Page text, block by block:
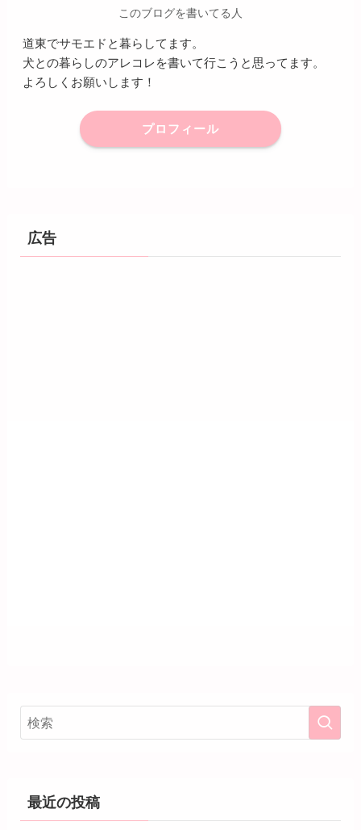
このブログを書いてる人
道東でサモエドと暮らしてます。
犬との暮らしのアレコレを書いて行こうと思ってます。
よろしくお願いします！
プロフィール
広告
最近の投稿